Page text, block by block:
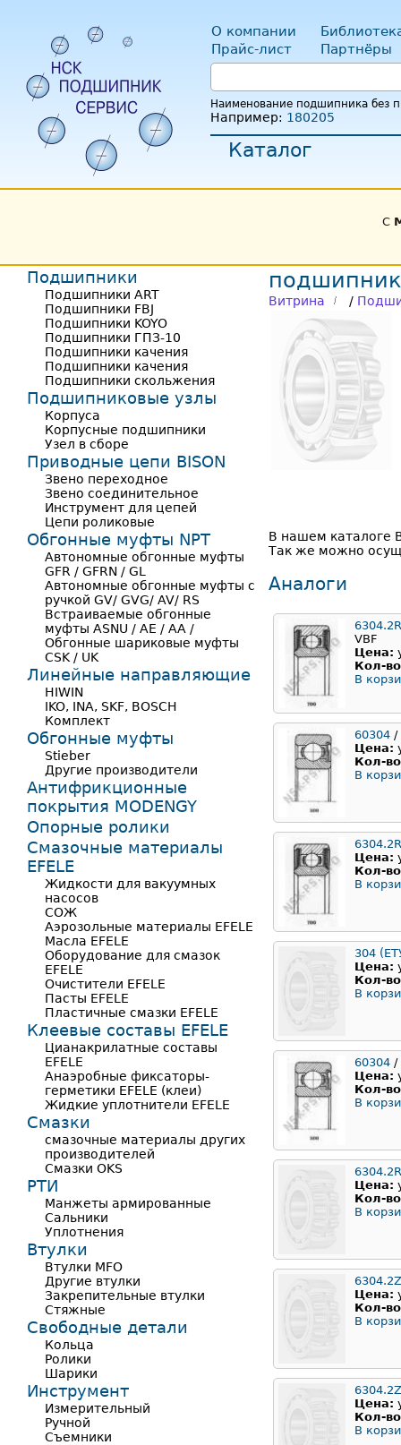
О компании
Прайс-лист
Партнёры
Наименование подшипника без
Например: 180205
Каталог
С
Витрина /
В нашем каталоге
Так же можно
Аналоги
VBF
Цена:
Кол-
В
60304 /
Цена:
Кол-
В
Цена:
Кол-
В
304
Цена:
Кол-
В
60304 /
Цена:
Кол-
В
Цена:
Кол-
В
Цена:
Кол-
В
Цена:
Кол-
В
Подшипники
Подшипники ART
Подшипники FBJ
Подшипники KOYO
Подшипники ГПЗ-10
Подшипники качения
Подшипники качения
Подшипники скольжения
Подшипниковые узлы
Корпуса
Корпусные подшипники
Узел в сборе
Приводные цепи BISON
Звено переходное
Звено соединительное
Инструмент для цепей
Цепи роликовые
Обгонные муфты NPT
Автономные обгонные муфты
GFR / GFRN / GL
Автономные обгонные муфты с
ручкой GV/ GVG/ AV/ RS
Встраиваемые обгонные
муфты ASNU / AE / AA /
Обгонные шариковые муфты
CSK / UK
Линейные направляющие
HIWIN
IKO, INA, SKF, BOSCH
Комплект
Обгонные муфты
Stieber
Другие производители
Антифрикционные
покрытия MODENGY
Опорные ролики
Смазочные материалы
EFELE
Жидкости для вакуумных
насосов
СОЖ
Аэрозольные материалы EFELE
Масла EFELE
Оборудование для смазок
EFELE
Очистители EFELE
Пасты EFELE
Пластичные смазки EFELE
Клеевые составы EFELE
Цианакрилатные составы
EFELE
Анаэробные фиксаторы-
герметики EFELE (клеи)
Жидкие уплотнители EFELE
Смазки
смазочные материалы других
производителей
Смазки OKS
РТИ
Манжеты армированные
Сальники
Уплотнения
Втулки
Втулки MFO
Другие втулки
Закрепительные втулки
Стяжные
Свободные детали
Кольца
Ролики
Шарики
Инструмент
Измерительный
Ручной
Съемники